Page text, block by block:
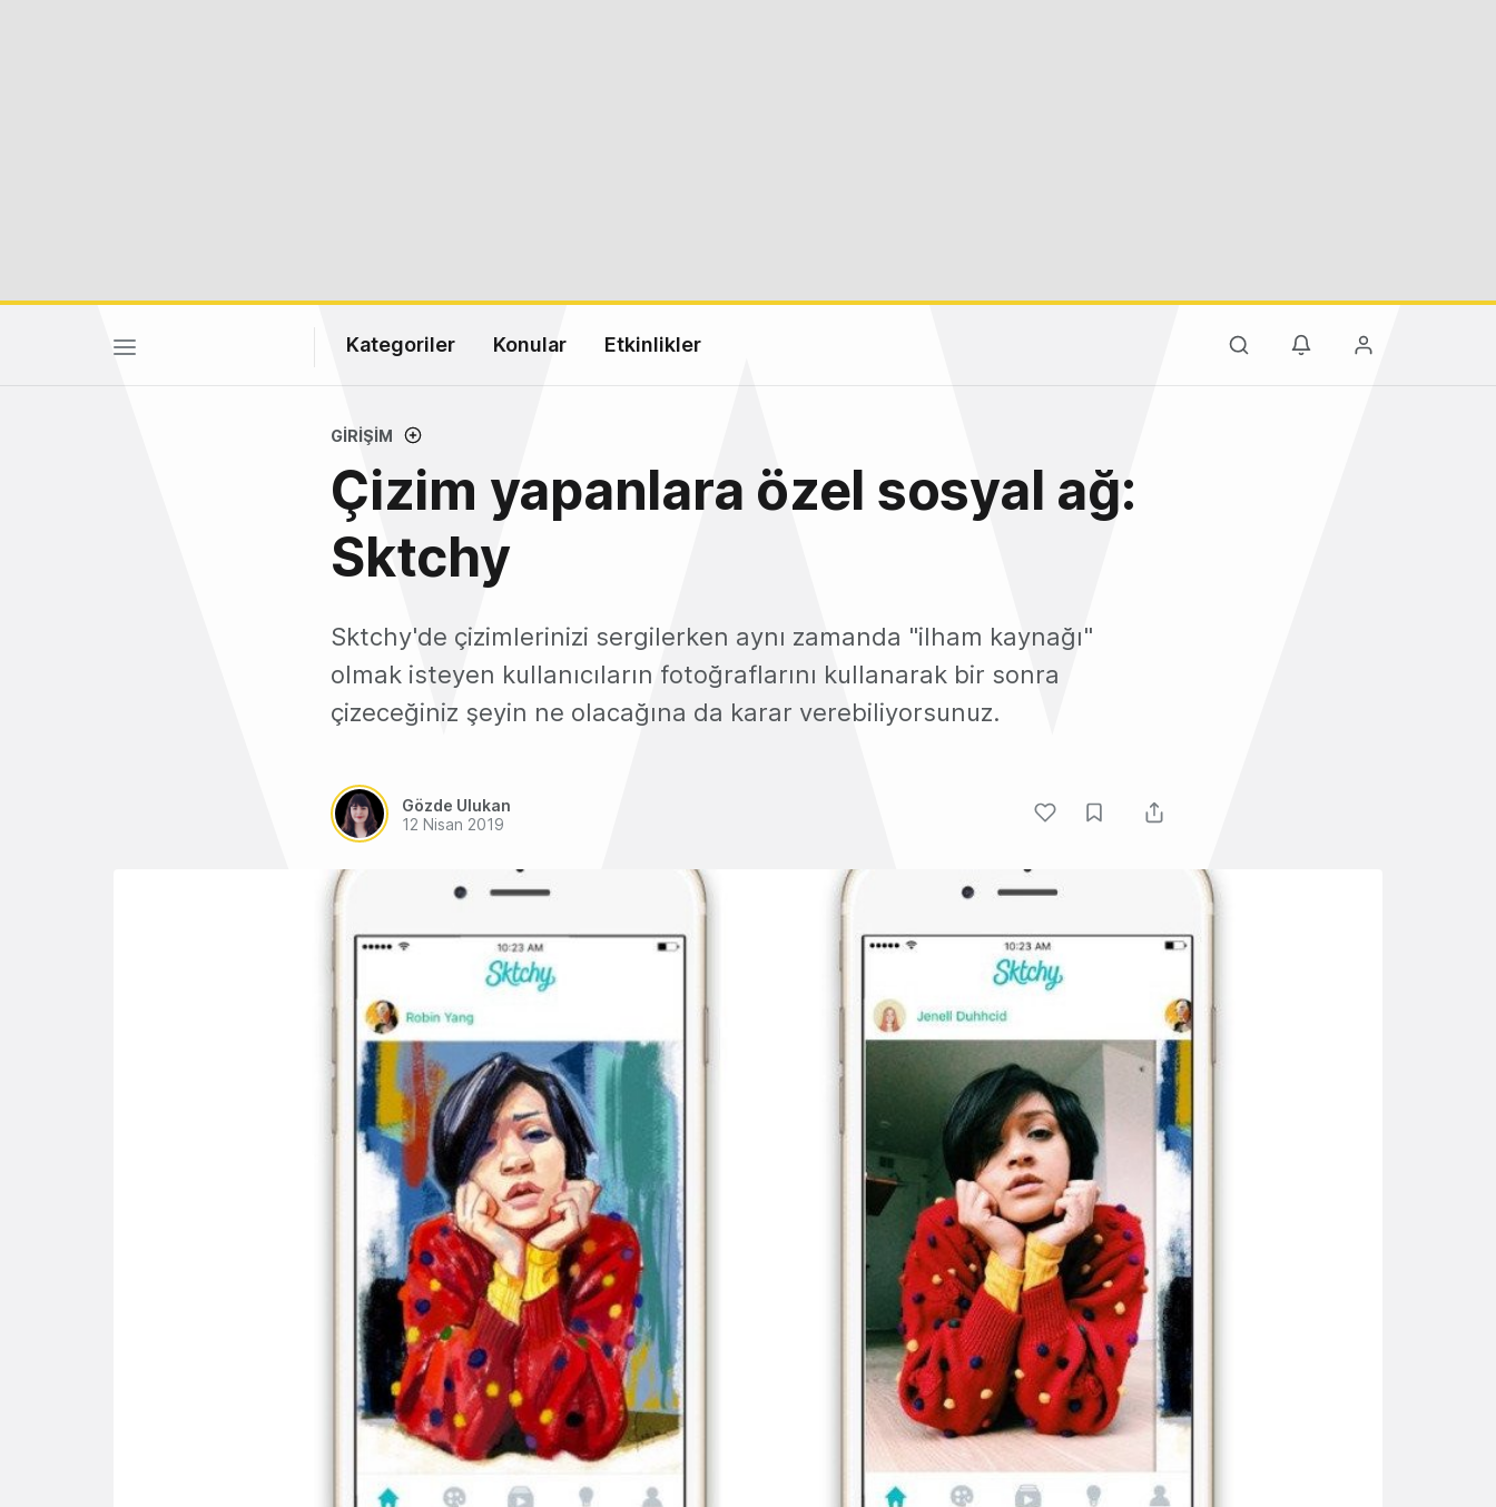
Kategoriler Konular Etkinlikler
GIRIŞIM
Çizim yapanlara özel sosyal ağ:
Sktchy
Sktchy'de çizimlerinizi sergilerken aynı zamanda "ilham kaynağı"
olmak isteyen kullanıcıların fotoğraflarını kullanarak bir sonra
çizeceğiniz şeyin ne olacağına da karar verebiliyorsunuz.
Gözde Ulukan
12 Nisan 2019